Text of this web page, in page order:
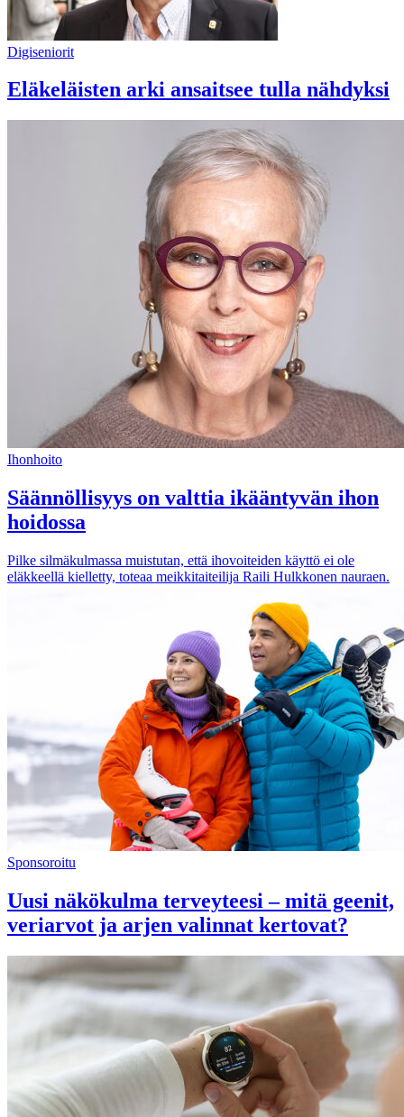
Digiseniorit
Eläkeläisten arki ansaitsee tulla nähdyksi
Ihonhoito
Säännöllisyys on valttia ikääntyvän ihon
hoidossa
Pilke silmäkulmassa muistutan, että ihovoiteiden käyttö ei ole
eläkkeellä kielletty, toteaa meikkitaiteilija Raili Hulkkonen nauraen.
Sponsoroitu
Uusi näkökulma terveyteesi – mitä geenit,
veriarvot ja arjen valinnat kertovat?